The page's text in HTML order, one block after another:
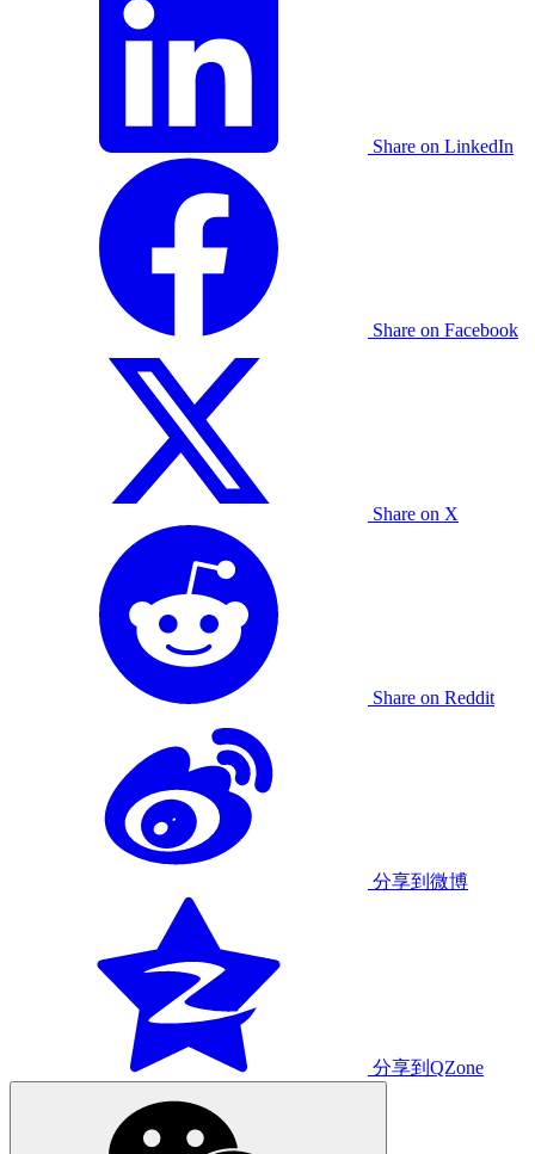
Share on LinkedIn
Share on Facebook
Share on X
Share on Reddit
分享到微博
分享到QZone